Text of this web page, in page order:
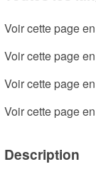
Voir cette page
Voir cette page
Voir cette page
Voir cette page
Description